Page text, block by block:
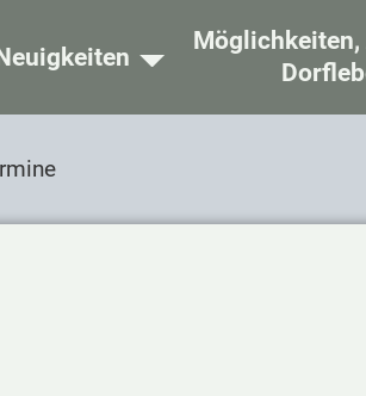
Möglichkeiten,